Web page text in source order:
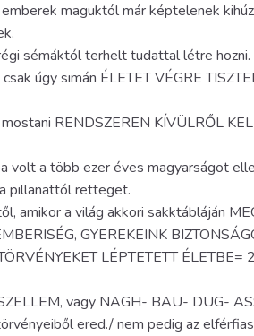
maguktól már képtelenek
sémáktól terhelt tudattal létre hozni.
úgy simán ÉLETET VÉGRE
RENDSZEREN KÍVÜLRŐL
volt a több ezer éves magyarságot
pillanattól retteget.
amikor a világ akkori sakktábláján
GYEREKEINK
LÉPTETETT
vagy NAGH- BAU- DUG-
ered./ nem pedig az